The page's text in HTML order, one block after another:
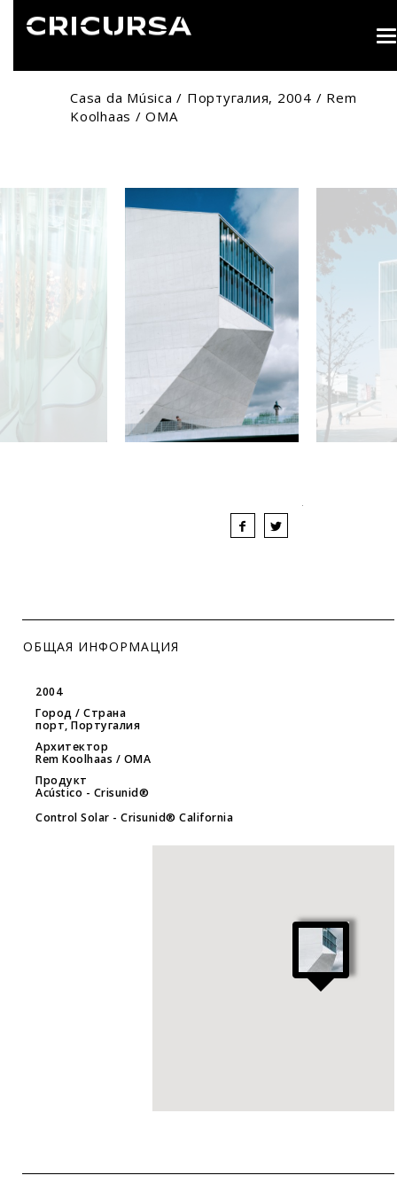
Casa da Música / Португалия, 2004 / Rem
Koolhaas / OMA
ОБЩАЯ ИНФОРМАЦИЯ
2004
Город / Страна
порт, Португалия
Архитектор
Rem Koolhaas / OMA
Продукт
Acústico - Crisunid®
Control Solar - Crisunid® California